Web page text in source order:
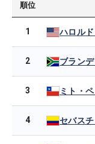
順位
1 ハロルド
2 ブラン
3 ミト・
4 セバス